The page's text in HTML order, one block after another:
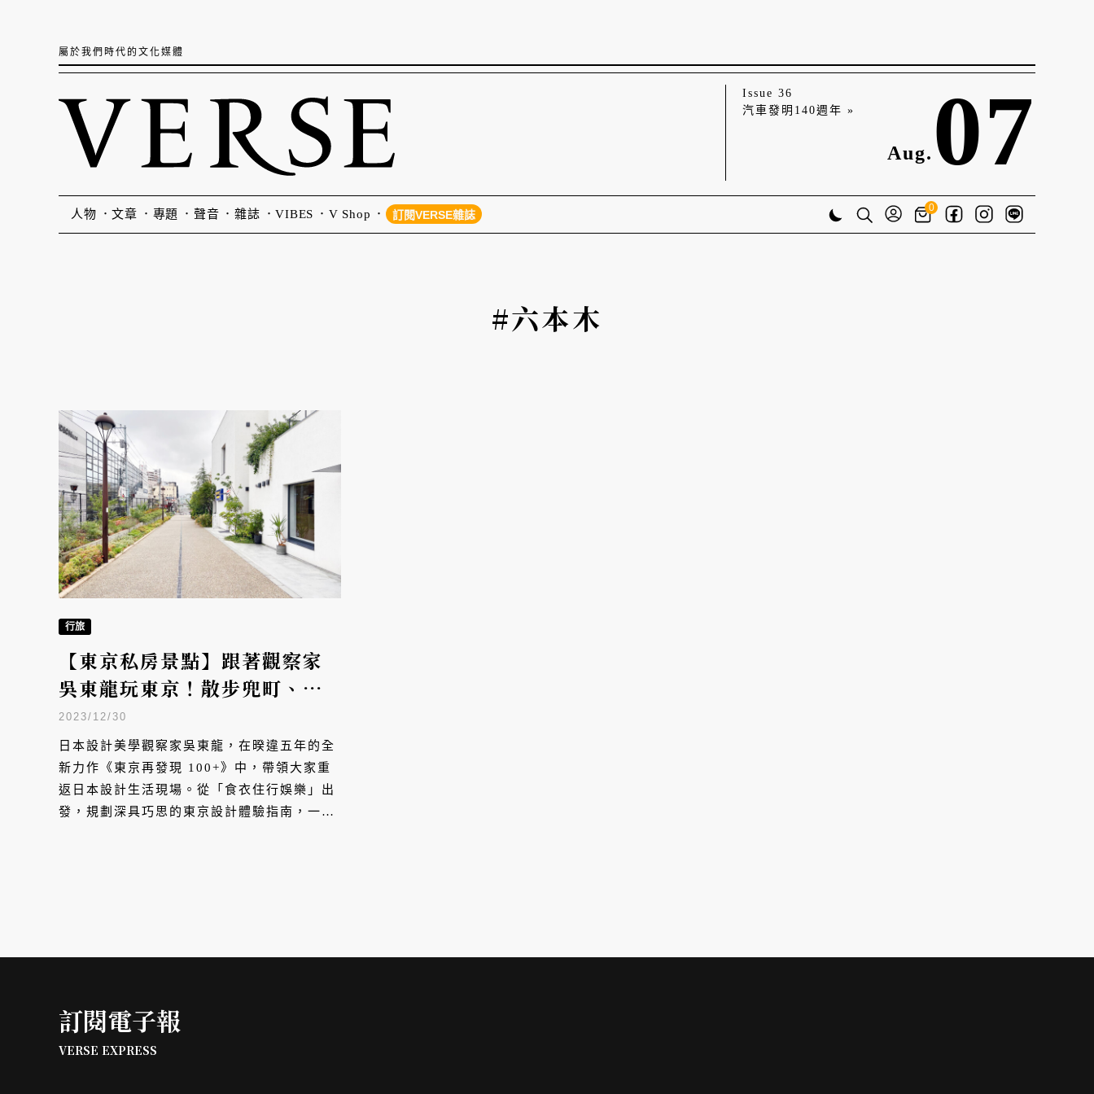
屬於我們時代的文化媒體
Issue 36
汽車發明140週年 »
Aug. 07
人物 文章 專題 聲音 雜誌 VIBES V Shop 訂閱VERSE雜誌
0
#六本木
行旅
【東京私房景點】跟著觀察家
吳東龍玩東京！散步兜町、代
官山創意美學街區秘境
2023/12/30
日本設計美學觀察家吳東龍，在暌違五年的全
新力作《東京再發現 100+》中，帶領大家重
返日本設計生活現場。從「食衣住行娛樂」出
發，規劃深具巧思的東京設計體驗指南，一窺
訂閱電子報
VERSE EXPRESS